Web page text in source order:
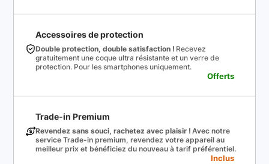
Accessoires de protection
Double protection, double satisfaction ! Recevez
gratuitement une coque ultra résistante et un verre de
protection. Pour les smartphones uniquement.
Offerts
Trade-in Premium
Revendez sans souci, rachetez avec plaisir ! Avec notre
service Trade-in premium, revendez votre appareil au
meilleur prix et bénéficiez du nouveau à tarif préférentiel.
Inclus